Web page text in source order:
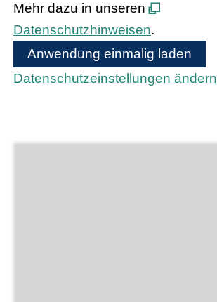
Mehr dazu in unseren
Datenschutzhinweisen.
Anwendung einmalig laden
Datenschutzeinstellungen ändern